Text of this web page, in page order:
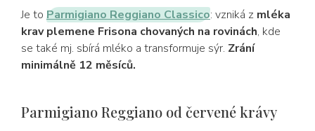
Je to Parmigiano Reggiano Classico: vzniká z mléka
krav plemene Frisona chovaných na rovinách, kde
se také mj. sbírá mléko a transformuje sýr. Zrání
minimálně 12 měsíců.
Parmigiano Reggiano od červené krávy